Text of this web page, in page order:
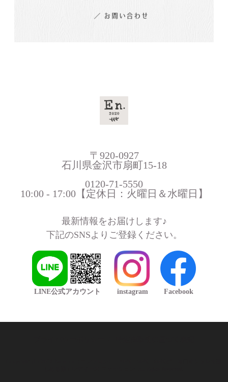
〒920-0927
石川県金沢市扇町15-18
0120-71-5550
10:00 - 17:00【定休日：火曜日＆水曜日】
最新情報をお届けします♪
下記のSNSよりご登録ください。
LINE公式アカウント instagram Facebook